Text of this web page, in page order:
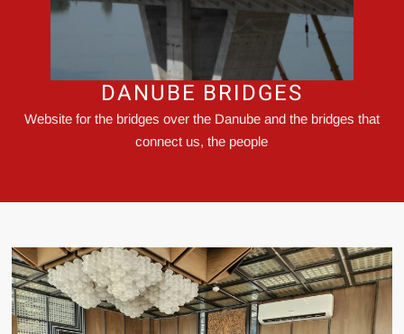
DANUBE BRIDGES
Website for the bridges over the Danube and the bridges that
connect us, the people